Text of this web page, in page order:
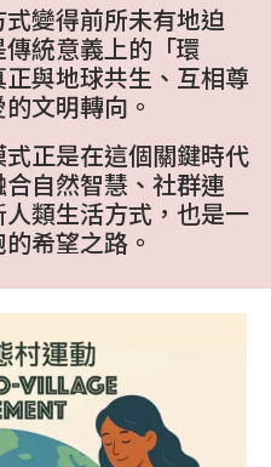
變得前所未有地迫
統意義上的「環
與地球共生、互相尊
文明轉向。
式正是在這個關鍵時代
自然智慧、社群連
類生活方式，也是一
希望之路。